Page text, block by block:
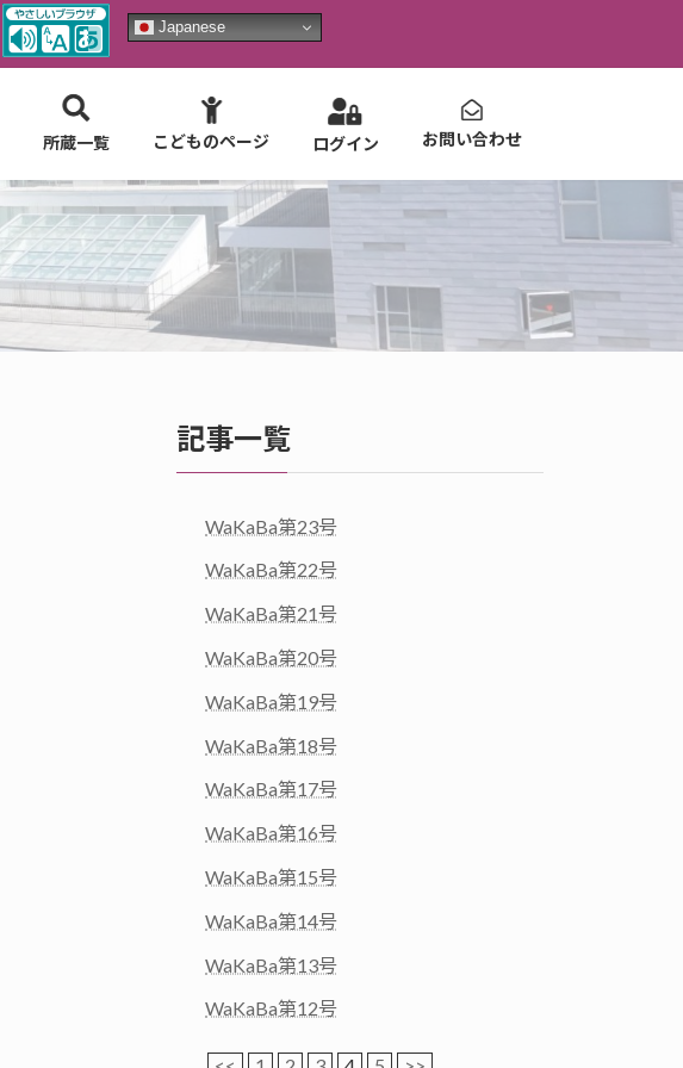
Japanese
所蔵一覧 こどものページ ログイン お問い合わせ
記事一覧
WaKaBa第23号
WaKaBa第22号
WaKaBa第21号
WaKaBa第20号
WaKaBa第19号
WaKaBa第18号
WaKaBa第17号
WaKaBa第16号
WaKaBa第15号
WaKaBa第14号
WaKaBa第13号
WaKaBa第12号